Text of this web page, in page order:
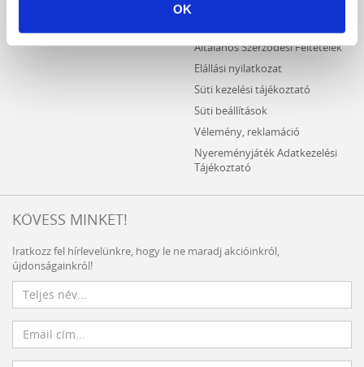
OK
Általános Szerződési Feltételek
Elállási nyilatkozat
Süti kezelési tájékoztató
Süti beállítások
Vélemény, reklamáció
Nyereményjáték Adatkezelési
Tájékoztató
KÖVESS MINKET!
Iratkozz fel hírlevelünkre, hogy le ne maradj akcióinkról,
újdonságainkról!